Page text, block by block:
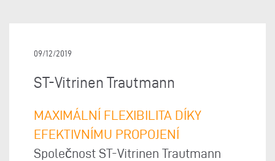
09/12/2019
ST-Vitrinen Trautmann
MAXIMÁLNÍ FLEXIBILITA DÍKY
EFEKTIVNÍMU PROPOJENÍ
Společnost ST-Vitrinen Trautmann